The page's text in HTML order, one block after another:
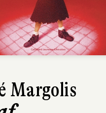
Margolis